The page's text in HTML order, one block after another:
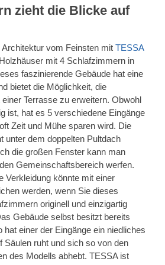
zieht die Blicke auf
vom Feinsten mit TESSA
mit 4 Schlafzimmern in
faszinierende Gebäude hat eine
bietet die Möglichkeit, die
Terrasse zu erweitern. Obwohl
ist, hat es 5 verschiedene Eingänge
Zeit und Mühe sparen wird. Die
unter dem doppelten Pultdach
die großen Fenster kann man
Gemeinschaftsbereich werfen.
Verkleidung könnte mit einer
werden, wenn Sie dieses
originell und einzigartig
Gebäude selbst besitzt bereits
einer der Eingänge ein niedliches
Säulen ruht und sich so von den
des Modells abhebt. TESSA ist